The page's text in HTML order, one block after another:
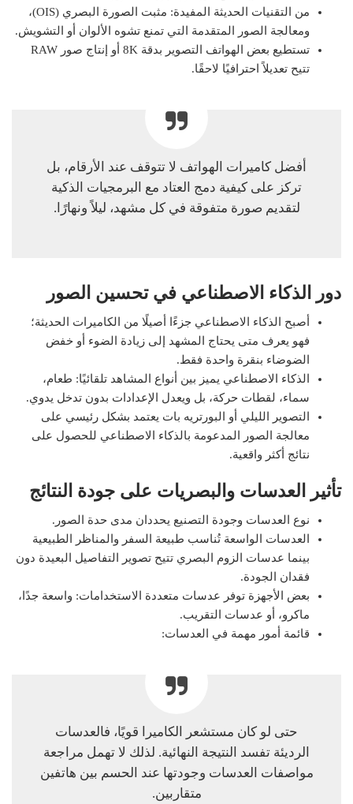
من التقنيات الحديثة المفيدة: مثبت الصورة البصري (OIS)،
ومعالجة الصور المتقدمة التي تمنع تشوه الألوان أو التشويش.
تستطيع بعض الهواتف التصوير بدقة 8K أو إنتاج صور RAW
تتيح تعديلاً احترافيًا لاحقًا.
أفضل كاميرات الهواتف لا تتوقف عند الأرقام، بل
تركز على كيفية دمج العتاد مع البرمجيات الذكية
لتقديم صورة متفوقة في كل مشهد، ليلاً ونهارًا.
دور الذكاء الاصطناعي في تحسين الصور
أصبح الذكاء الاصطناعي جزءًا أصيلًا من الكاميرات الحديثة؛
فهو يعرف متى يحتاج المشهد إلى زيادة الضوء أو خفض
الضوضاء بنقرة واحدة فقط.
الذكاء الاصطناعي يميز بين أنواع المشاهد تلقائيًا: طعام،
سماء، لقطات حركة، بل ويعدل الإعدادات بدون تدخل يدوي.
التصوير الليلي أو البورتريه بات يعتمد بشكل رئيسي على
معالجة الصور المدعومة بالذكاء الاصطناعي للحصول على
نتائج أكثر واقعية.
تأثير العدسات والبصريات على جودة النتائج
نوع العدسات وجودة التصنيع يحددان مدى حدة الصور.
العدسات الواسعة تُناسب طبيعة السفر والمناظر الطبيعية
بينما عدسات الزوم البصري تتيح تصوير التفاصيل البعيدة دون
فقدان الجودة.
بعض الأجهزة توفر عدسات متعددة الاستخدامات: واسعة جدًا،
ماكرو، أو عدسات التقريب.
قائمة أمور مهمة في العدسات:
حتى لو كان مستشعر الكاميرا قويًا، فالعدسات
الرديئة تفسد النتيجة النهائية. لذلك لا تهمل مراجعة
مواصفات العدسات وجودتها عند الحسم بين هاتفين
متقاربين.